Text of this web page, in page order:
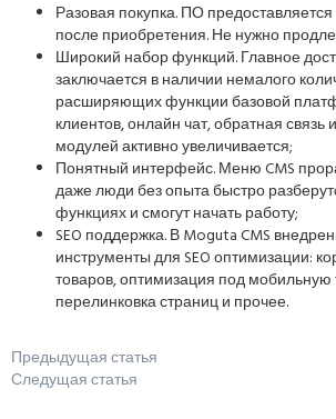
Разовая покупка. ПО
после приобретения. Не нужно
Широкий набор функций. Главное
заключается в наличии немалого
расширяющих функции базовой
клиентов, онлайн чат, обратная
модулей активно увеличивается;
Понятный интерфейс. Меню CMS
даже люди без опыта быстро
функциях и смогут начать работу;
SEO поддержка. В Moguta CMS
инструменты для SEO оптимизации:
товаров, оптимизация под мобильную
перелинковка страниц и прочее.
Предыдущая статья
Следущая статья